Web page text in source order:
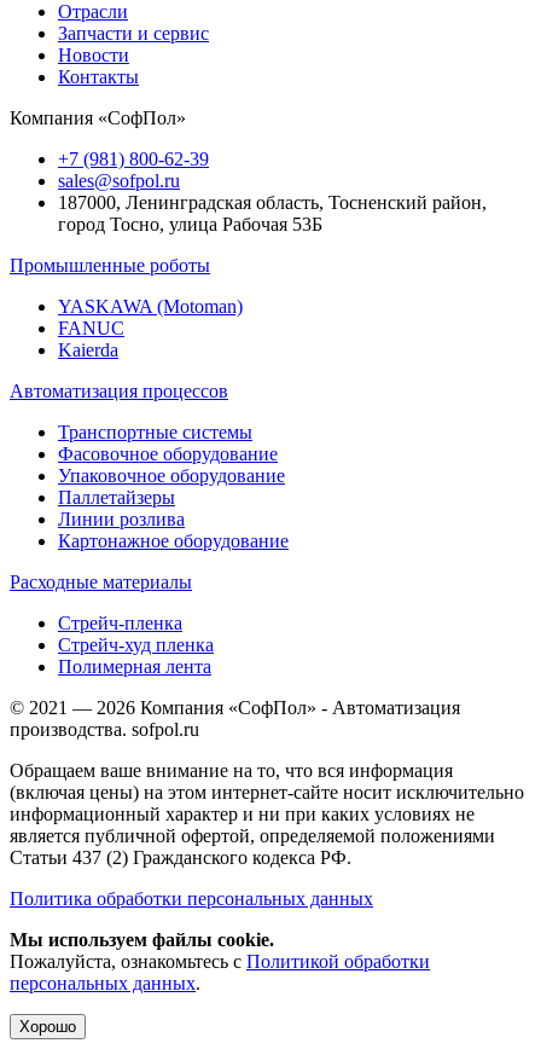
Отрасли
Запчасти и сервис
Новости
Контакты
Компания «СофПол»
+7 (981) 800-62-39
sales@sofpol.ru
187000, Ленинградская область, Тосненский район,
город Тосно, улица Рабочая 53Б
Промышленные роботы
YASKAWA (Motoman)
FANUC
Kaierda
Автоматизация процессов
Транспортные системы
Фасовочное оборудование
Упаковочное оборудование
Паллетайзеры
Линии розлива
Картонажное оборудование
Расходные материалы
Стрейч-пленка
Стрейч-худ пленка
Полимерная лента
© 2021 — 2026 Компания «СофПол» - Автоматизация
производства. sofpol.ru
Обращаем ваше внимание на то, что вся информация
(включая цены) на этом интернет-сайте носит исключительно
информационный характер и ни при каких условиях не
является публичной офертой, определяемой положениями
Статьи 437 (2) Гражданского кодекса РФ.
Политика обработки персональных данных
Мы используем файлы cookie.
Пожалуйста, ознакомьтесь с Политикой обработки
персональных данных.
Хорошо